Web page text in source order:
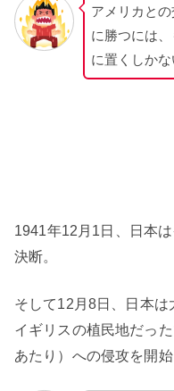
アメリカと
に勝つには
に置くしかな
1941年12月1日、日本
決断。
そして12月8日、日本は
イギリスの植民地だっ
あたり）への侵攻を開始